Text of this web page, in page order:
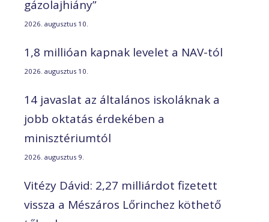
gázolajhiány”
2026. augusztus 10.
1,8 millióan kapnak levelet a NAV-tól
2026. augusztus 10.
14 javaslat az általános iskoláknak a
jobb oktatás érdekében a
minisztériumtól
2026. augusztus 9.
Vitézy Dávid: 2,27 milliárdot fizetett
vissza a Mészáros Lőrinchez köthető